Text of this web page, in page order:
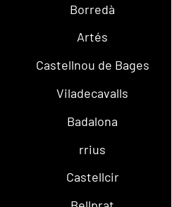
Borredà
Artés
Castellnou de Bages
Viladecavalls
Badalona
rrius
Castellcir